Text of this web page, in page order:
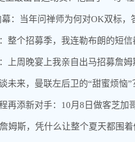
幕：当年问禅师为何对OK双标，
整个招募季，我连勒布朗的短信
上周晚宴上我亲自出马招募詹
未来，曼联左后卫的“甜蜜烦恼”
再添新对手：10月8日做客芝加
姆斯，凭什么让整个夏天都围着